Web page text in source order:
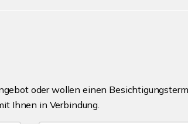
oder wollen einen
Ihnen in Verbindung.